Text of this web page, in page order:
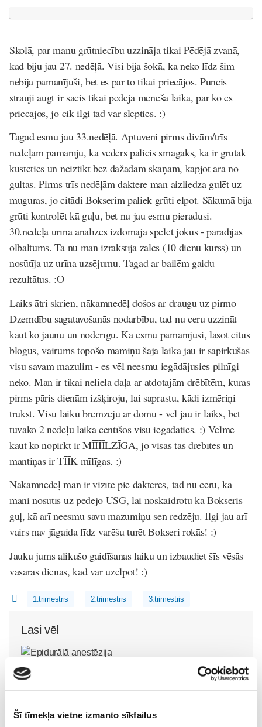
Šī tīmekļa vietne izmanto sīkfailus
Skolā, par manu grūtniecību uzzināja tikai Pēdējā zvanā,
kad biju jau 27. nedēļā. Visi bija šokā, ka neko līdz šim
nebija pamanījuši, bet es par to tikai priecājos. Puncis
strauji augt ir sācis tikai pēdējā mēneša laikā, par ko es
priecājos, jo cik ilgi tad var slēpties. :)
Tagad esmu jau 33.nedēļā. Aptuveni pirms divām/trīs
nedēļām pamanīju, ka vēders palicis smagāks, ka ir grūtāk
kustēties un neiztikt bez dažādām skaņām, kāpjot ārā no
gultas. Pirms trīs nedēļām daktere man aizliedza gulēt uz
muguras, jo citādi Bokserim paliek grūti elpot. Sākumā bija
grūti kontrolēt kā guļu, bet nu jau esmu pieradusi.
30.nedēļā urīna analīzes izdomāja spēlēt jokus - parādījās
olbaltums. Tā nu man izrakstīja zāles (10 dienu kurss) un
nosūtīja uz urīna uzsējumu. Tagad ar bailēm gaidu
rezultātus. :O
Laiks ātri skrien, nākamnedēļ došos ar draugu uz pirmo
Dzemdību sagatavošanās nodarbību, tad nu ceru uzzināt
kaut ko jaunu un noderīgu. Kā esmu pamanījusi, lasot citus
blogus, vairums topošo māmiņu šajā laikā jau ir sapirkušas
visu savam mazulim - es vēl neesmu iegādājusies pilnīgi
neko. Man ir tikai neliela daļa ar atdotajām drēbītēm, kuras
pirms pāris dienām izšķiroju, lai saprastu, kādi izmēriņi
trūkst. Visu laiku bremzēju ar domu - vēl jau ir laiks, bet
tuvāko 2 nedēļu laikā centīšos visu iegādāties. :) Vēlme
kaut ko nopirkt ir MĪĪĪĪLZĪGA, jo visas tās drēbītes un
mantiņas ir TĪĪK mīlīgas. :)
Nākamnedēļ man ir vizīte pie dakteres, tad nu ceru, ka
mani nosūtīs uz pēdējo USG, lai noskaidrotu kā Bokseris
guļ, kā arī neesmu savu mazumiņu sen redzēju. Ilgi jau arī
vairs nav jāgaida līdz varēšu turēt Bokseri rokās! :)
Jauku jums alikušo gaidīšanas laiku un izbaudiet šīs vēsās
vasaras dienas, kad var uzelpot! :)
1.trimestris 2.trimestris 3.trimestris
Lasi vēl
Epidurālā anestēzija